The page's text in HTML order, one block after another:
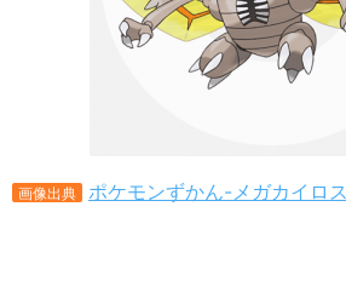
画像出典 ポケモンずかん-メガカイロス